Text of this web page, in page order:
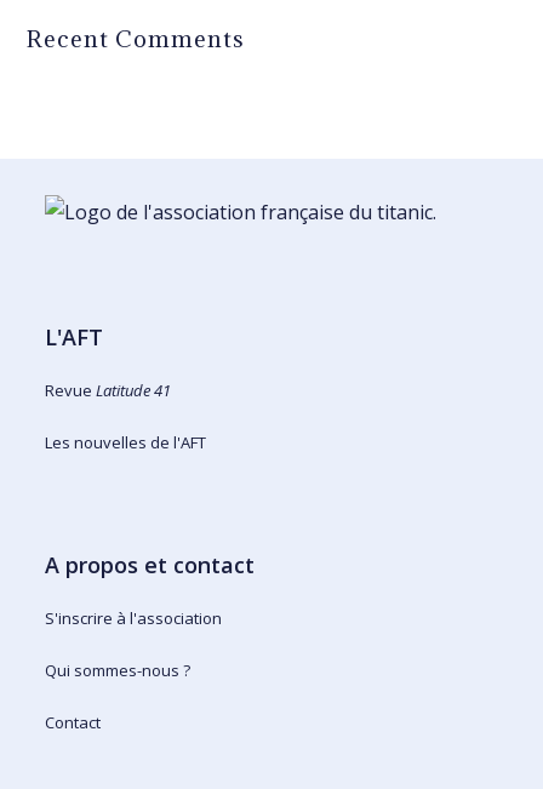
Recent Comments
L'AFT
RevueLatitude 41
Les nouvelles de l'AFT
A propos et contact
S'inscrire à l'association
Qui sommes-nous ?
Contact